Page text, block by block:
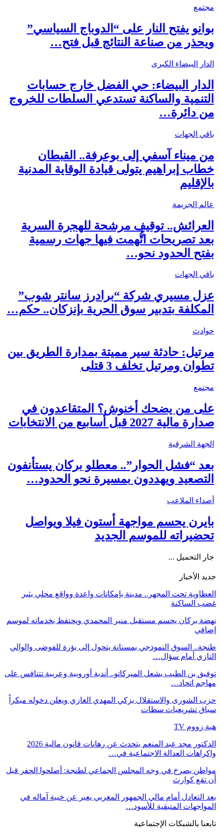
مجتمع
بوانو يفتح النار على “الدوباج السياسي”
ويحذر من صناعة النتائج قبل فتح…
الدار البيضاء الكبرى
الدار البيضاء: حي الفضل خارج حسابات
التنمية والساكنة تستدعي السلطات للخروج
من دائرة…
باقي الجهات
من ميناء آسفي إلى بوعرفة.. القبطان
خطاب إبراهيم يتولى قيادة الوقاية المدنية
بالإقليم
عالم الجريمة
العرائش.. توقيف مرشحة للهجرة السرية
بعد تصريحات اتُّهمت فيها جهات رسمية
بفتح الحدود نحو…
باقي الجهات
عزل مسيري شركة “برادرز سانتر شوب”
المكلفة بتدبير سوق الحرية بإنزكان.. حكم…
حوادث
مرتيل: حادثة سير مميتة بمدارة الطريق بين
تطوان ومرتيل تخلف 3 قتلى
مجتمع
على من يضحك أخنوش؟ المتقاعدون في
صدارة مالية 2027 قبل أسابيع من الانتخابات
الجهة الشرقية
بعد “فشل الحوار”.. معطلو بركان يستأنفون
التصعيد ويهددون بمسيرة نحو الحدود…
أصداء الملاعب
بايرن يحسم مواجهة أستون فيلا ويواصل
تحضيراته للموسم الجديد
جار التحميل ...
جديد الأخبار
العطاوية تحت المجهر.. مدينة بإمكانات واعدة وواقع محلي يثير
غضب الساكنة
نهضة بركان يحسم مستقبل منير المحمدي ويحتفظ بخدماته لموسم
إضافي
طنجة.. السوق النموذجي بمسنانة يتحول إلى بؤرة للفوضى والوالي
التازي أمام سؤال…
توفيق بن الطيب يشعل الميركاتو.. أندية أوروبية وعربية تتنافس على
مهاجم اتحاد…
حزب الشورى والاستقلال يزكي المهدي الغازي ويعلن دخوله مبكراً
سباق تشريعيات سطات
هبة زووم TV
الدكتور مجد عبد المنعم يتحدث عن رهانات قانون مالية 2026
واكراهات العدالة الاجتماعية في…
مواطن يصرخ في وجه المجلس الجماعي لطنجة: أصلحوا الحفر قبل
أن تقع كوارث
بعد التعادل أمام مالي الجمهور المغربي يعبر عن خيبة آماله في
المواجهات المتبقية للأسود…
تابعنا بالشبكات الإجتماعية